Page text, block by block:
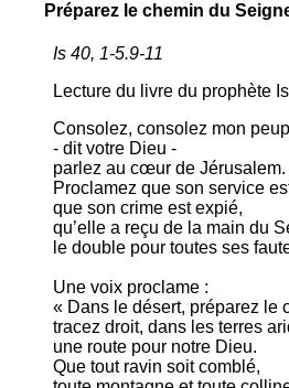
Préparez le chemin du
Is 40, 1-5.9-11
Lecture du livre du prophète
Consolez, consolez mon
- dit votre Dieu -
parlez au cœur de Jérusalem.
Proclamez que son service
que son crime est expié,
qu’elle a reçu de la main du
le double pour toutes ses
Une voix proclame :
« Dans le désert, préparez le
tracez droit, dans les terres
une route pour notre Dieu.
Que tout ravin soit comblé,